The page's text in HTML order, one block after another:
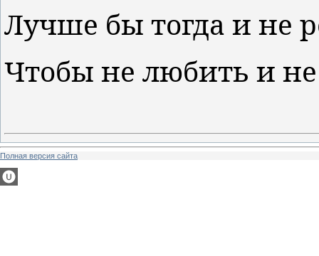
Лучше бы тогда и не
Чтобы не любить и не
Полная версия сайта